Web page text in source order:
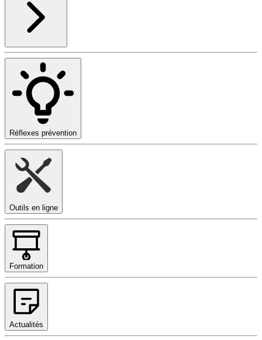
Réflexes prévention
Outils en ligne
Formation
Actualités